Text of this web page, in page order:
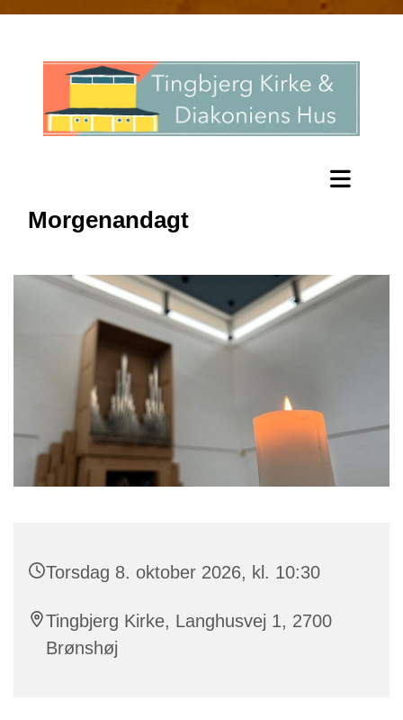
Morgenandagt
Torsdag 8. oktober 2026, kl. 10:30
Tingbjerg Kirke, Langhusvej 1, 2700
Brønshøj